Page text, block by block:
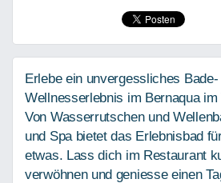
Erlebe ein unvergessliches Bade-
Wellnesserlebnis im Bernaqua
Von Wasserrutschen und
und Spa bietet das Erlebnisbad
etwas. Lass dich im Restaurant
verwöhnen und geniesse einen